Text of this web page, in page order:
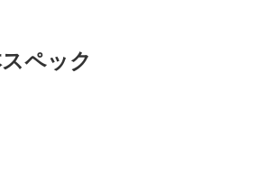
ペック